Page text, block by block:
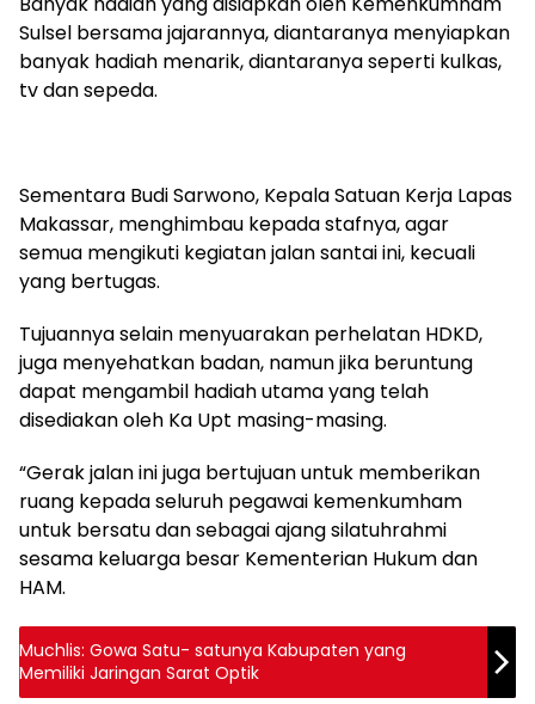
Sulsel bersama jajarannya, diantaranya menyiapkan
banyak hadiah menarik, diantaranya seperti kulkas,
tv dan sepeda.
Sementara Budi Sarwono, Kepala Satuan Kerja Lapas
Makassar, menghimbau kepada stafnya, agar
semua mengikuti kegiatan jalan santai ini, kecuali
yang bertugas.
Tujuannya selain menyuarakan perhelatan HDKD,
juga menyehatkan badan, namun jika beruntung
dapat mengambil hadiah utama yang telah
disediakan oleh Ka Upt masing-masing.
“Gerak jalan ini juga bertujuan untuk memberikan
ruang kepada seluruh pegawai kemenkumham
untuk bersatu dan sebagai ajang silatuhrahmi
sesama keluarga besar Kementerian Hukum dan
HAM.
Muchlis: Gowa Satu- satunya Kabupaten yang
Memiliki Jaringan Sarat Optik